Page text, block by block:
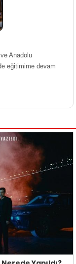
Anadolu
eğitimime devam